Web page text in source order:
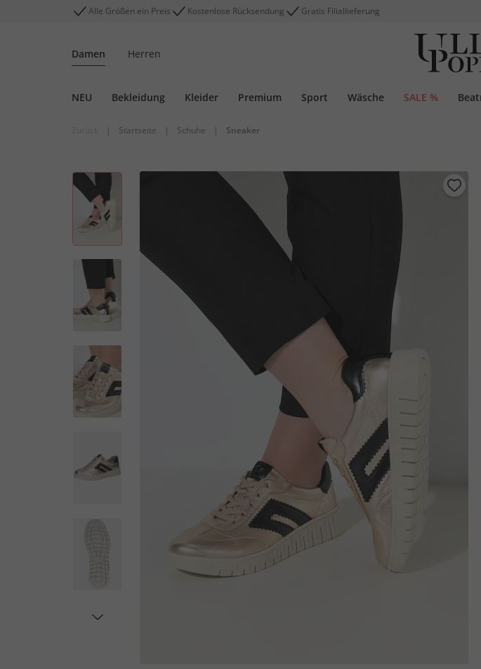
Alle Größen ein Preis Kostenlose Rücksendung Gratis Filiallieferung
Damen Herren
NEU Bekleidung Kleider Premium Sport Wäsche SALE %
| Startseite | Schuhe | Sneaker